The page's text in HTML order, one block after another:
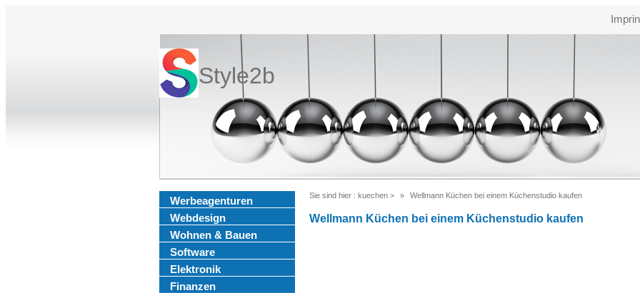
Style2b
Werbeagenturen
Webdesign
Wohnen & Bauen
Software
Elektronik
Finanzen
Sie sind hier : kuechen > Wellmann Küchen bei einem Küchenstudio kaufen
Wellmann Küchen bei einem Küchenstudio kaufen